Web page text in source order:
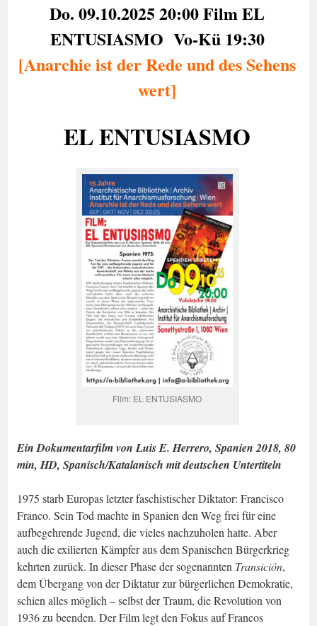
Do. 09.10.202520:00Film EL
ENTUSIASMO Vo-Kü 19:30
[Anarchie ist der Rede und des Sehens
wert]
EL ENTUSIASMO
Film: EL ENTUSIASMO
Ein Dokumentarfilm von Luis E. Herrero, Spanien 2018, 80
min, HD, Spanisch/Katalanisch mit deutschen Untertiteln
1975 starb Europas letzter faschistischer Diktator: Francisco
Franco. Sein Tod machte in Spanien den Weg frei für eine
aufbegehrende Jugend, die vieles nachzuholen hatte. Aber
auch die exilierten Kämpfer aus dem Spanischen Bürgerkrieg
kehrten zurück. In dieser Phase der sogenannten Transición,
dem Übergang von der Diktatur zur bürgerlichen Demokratie,
schien alles möglich – selbst der Traum, die Revolution von
1936 zu beenden. Der Film legt den Fokus auf Francos